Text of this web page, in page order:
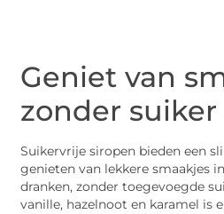
Geniet van
zonder suiker
Suikervrije siropen bieden een
genieten van lekkere smaakjes
dranken, zonder toegevoegde
vanille, hazelnoot en karamel is